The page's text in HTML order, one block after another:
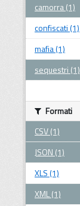
camorra (1)
confiscati (1)
mafia (1)
sequestri (1)
Formati
CSV (1)
JSON (1)
XLS (1)
XML (1)